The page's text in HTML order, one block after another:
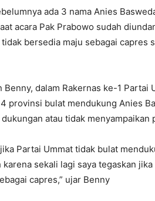
ada 3 nama Anies
acara Pak Prabowo sudah
bersedia maju sebagai capres
Benny, dalam Rakernas ke-1
provinsi bulat mendukung Anies
atau tidak menyampaikan
Partai Ummat tidak bulat
karena sekali lagi saya tegaskan
capres,” ujar Benny